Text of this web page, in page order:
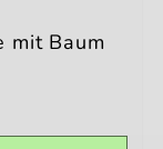
mit Baum